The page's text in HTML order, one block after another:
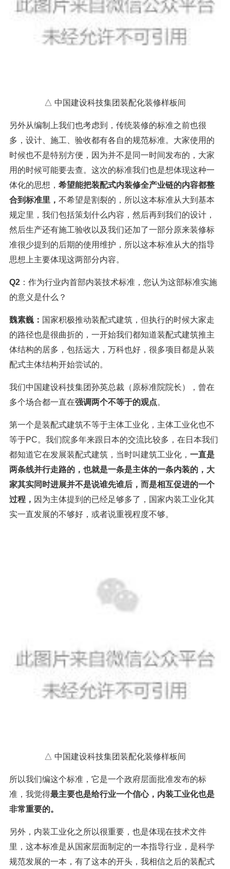
△ 中国建设科技集团装配化装修样板间
另外从编制上我们也考虑到，传统装修的标准之前也很
多，设计、施工、验收都有各自的规范标准。大家使用的
时候也不是特别方便，因为并不是同一时间发布的，大家
用的时候可能要去查。这次的标准我们也是想体现这种一
体化的思想， 希望能把装配式内装修全产业链的内容都整
合到标准里 ， 不希望是割裂的，所以这本标准从大到基本
规定里，我们包括策划什么内容，然后再到我们的设计，
然后生产还有施工验收以及我们还加了一部分原来装修标
准很少提到的后期的使用维护，所以这本标准从大的指导
思想上主要体现这两部分内容。
Q2：作为行业内首部内装技术标准，您认为这部标准实施
的意义是什么？
魏素巍： 国家积极推动装配式建筑，但执行的时候大家走
的路径也是很曲折的，一开始我们都知道装配式建筑推主
体结构的居多，包括远大，万科也好，很多项目都是从装
配式主体结构开始尝试的。
我们中国建设科技集团孙英总裁（原标准院院长），曾在
多个场合都一直在强调两个不等于的观点。
第一个是装配式建筑不等于主体工业化，主体工业化也不
等于PC。我们院多年来跟日本的交流比较多，在日本我们
都知道它在发展装配式建筑，当时叫建筑工业化， 一直是
两条线并行走路的，也就是一条是主体的一条内装的，大
家其实同时进展并不是说谁先谁后，而是相互促进的一个
过程， 因为主体提到的已经足够多了，国家内装工业化其
实一直发展的不够好，或者说重视程度不够。
△ 中国建设科技集团装配化装修样板间
所以我们编这个标准，它是一个政府层面批准发布的标
准，我觉得最主要也是给行业一个信心，内装工业化也是
非常重要的。
另外，内装工业化之所以很重要，也是体现在技术文件
里，这本标准是从国家层面制定的一本指导行业，是科学
规范发展的一本，有了这本的开头，我相信之后的装配式